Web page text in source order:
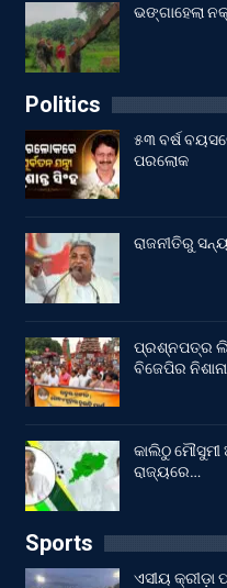
ଭଙ୍ଗାହେଲା
Politics
୫୩ ବର୍ଷ
ପରଲୋକ
ରାଜନୀତିରୁ
ପ୍ରଶ୍ନପତ୍ର
ବିଜେପିର ନିଶାନା
କାଲିଠୁ
ରାଜ୍ୟରେ…
Sports
ଏସୀୟ କ୍ରୀଡ଼ା